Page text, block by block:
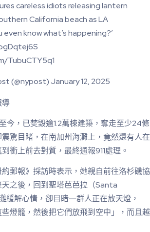
careless idiots releasing lantern
California beach as LA
even know what’s happening?’
TubuCTY5q1
(@nypost) January 12, 2025
導
今，已焚毀逾1.2萬棟建築，奪走至少24條
驚目睹，在南加州海灘上，竟然還有人在
衝上前去對質，最終通報911處理。
郵報》採訪時表示，她親自前往洛杉磯協
之後，回到聖塔芭芭拉（Santa
緩解心情，卻目睹一群人正在放天燈，
些燈籠，然後把它們放飛到空中」，而且越